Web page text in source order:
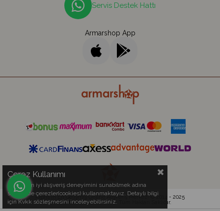
Servis Destek Hattı
Armarshop App
Kıbrıs'ın En Gelişmiş Online Alışveriş Merkezi © 2014 - 2025
Armar Electronics Ltd.- Tüm Hakları Saklıdır.
Çerez Kullanımı
Sizlere en iyi alışveriş deneyimini sunabilmek adına
sitemizde çerezler(cookies) kullanmaktayız. Detaylı bilgi
için Kvkk sözleşmesini inceleyebilirsiniz.